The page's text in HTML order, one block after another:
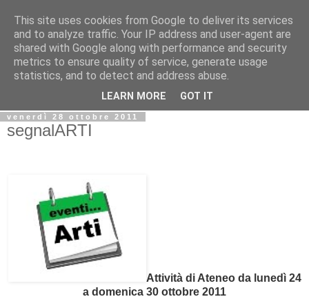
Biblio@rti in
Il Blog della Biblioteca di Area delle arti per condividere
informazioni iniziative incontri
venerdì 28 ottobre 2011
segnalARTI
Attività di Ateneo da lunedì 24
a domenica 30 ottobre 2011
This site uses cookies from Google to deliver its services
and to analyze traffic. Your IP address and user-agent are
shared with Google along with performance and security
metrics to ensure quality of service, generate usage
statistics, and to detect and address abuse.
LEARN MORE GOT IT